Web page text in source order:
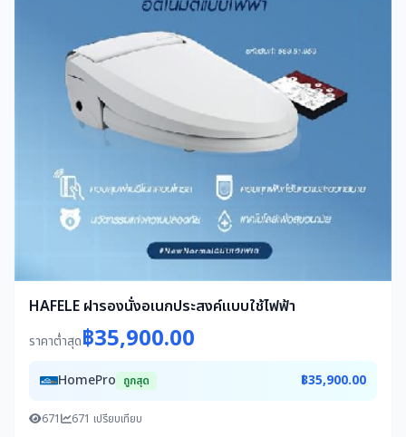
HAFELE ฝารองนั่งอเนกประสงค์แบบใช้ไฟฟ้า
ราคาต่ำสุด฿35,900.00
HomePro ถูกสุด ฿35,900.00
671 671 เปรียบเทียบ